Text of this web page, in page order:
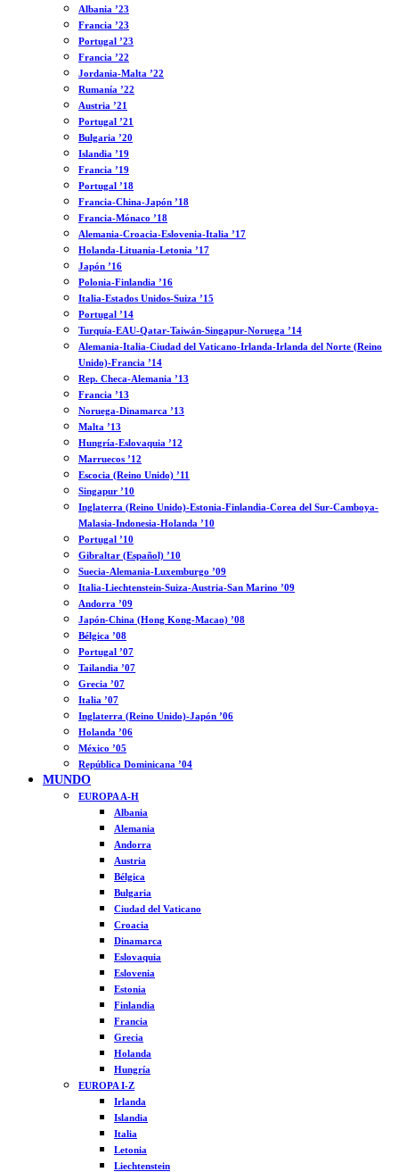
Albania ’23
Francia ’23
Portugal ’23
Francia ’22
Jordania-Malta ’22
Rumanía ’22
Austria ’21
Portugal ’21
Bulgaria ’20
Islandia ’19
Francia ’19
Portugal ’18
Francia-China-Japón ’18
Francia-Mónaco ’18
Alemania-Croacia-Eslovenia-Italia ’17
Holanda-Lituania-Letonia ’17
Japón ’16
Polonia-Finlandia ’16
Italia-Estados Unidos-Suiza ’15
Portugal ’14
Turquía-EAU-Qatar-Taiwán-Singapur-Noruega ’14
Alemania-Italia-Ciudad del Vaticano-Irlanda-Irlanda del Norte (Reino
Unido)-Francia ’14
Rep. Checa-Alemania ’13
Francia ’13
Noruega-Dinamarca ’13
Malta ’13
Hungría-Eslovaquia ’12
Marruecos ’12
Escocia (Reino Unido) ’11
Singapur ’10
Inglaterra (Reino Unido)-Estonia-Finlandia-Corea del Sur-Camboya-
Malasia-Indonesia-Holanda ’10
Portugal ’10
Gibraltar (Español) ’10
Suecia-Alemania-Luxemburgo ’09
Italia-Liechtenstein-Suiza-Austria-San Marino ’09
Andorra ’09
Japón-China (Hong Kong-Macao) ’08
Bélgica ’08
Portugal ’07
Tailandia ’07
Grecia ’07
Italia ’07
Inglaterra (Reino Unido)-Japón ’06
Holanda ’06
México ’05
República Dominicana ’04
MUNDO
EUROPA A-H
Albania
Alemania
Andorra
Austria
Bélgica
Bulgaria
Ciudad del Vaticano
Croacia
Dinamarca
Eslovaquia
Eslovenia
Estonia
Finlandia
Francia
Grecia
Holanda
Hungría
EUROPA I-Z
Irlanda
Islandia
Italia
Letonia
Liechtenstein